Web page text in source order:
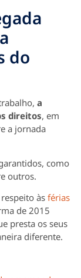
do
a
direitos, em
a jornada
como
outros.
às férias
de 2015
presta os seus
diferente.